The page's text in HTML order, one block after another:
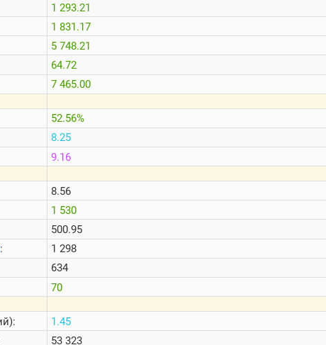
:
1 293.21
1 831.17
5 748.21
64.72
7 465.00
52.56%
8.25
9.16
8.56
1 530
500.95
1 298
634
70
1.45
53 323